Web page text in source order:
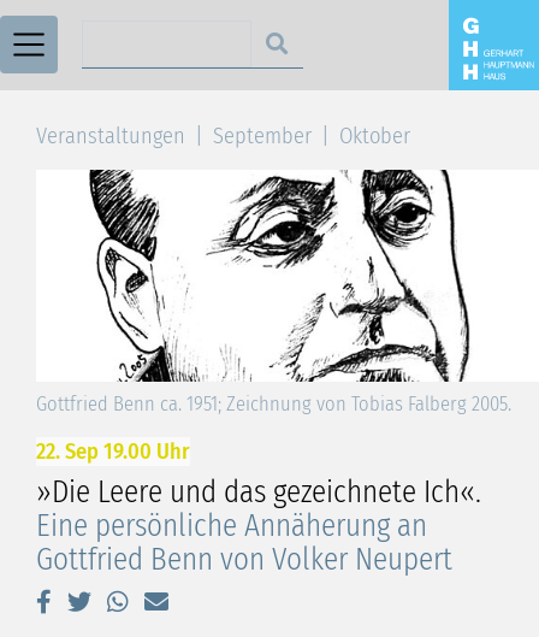
Veranstaltungen September Oktober
Gottfried Benn ca. 1951; Zeichnung von Tobias Falberg 2005.
22. Sep 19.00 Uhr
»Die Leere und das gezeichnete Ich«.
Eine persönliche Annäherung an
Gottfried Benn von Volker Neupert